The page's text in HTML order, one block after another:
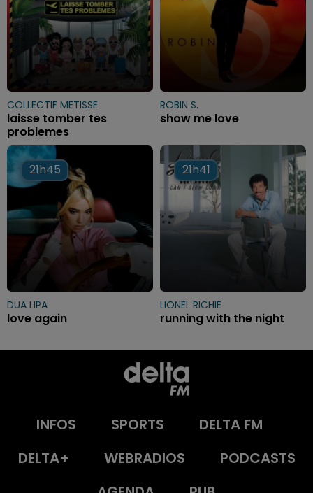
COLLECTIF METISSE
laisse tomber tes
problemes
ROBIN S.
show me love
21h45
21h45
DUA LIPA
love again
21h41
21h41
LIONEL RICHIE
running with the night
INFOS SPORTS
DELTA FM
DELTA+
WEBRADIOS
PODCASTS